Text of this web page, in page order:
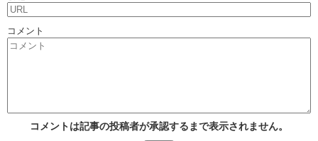
コメント
コメントは記事の投稿者が承認するまで表示されません。